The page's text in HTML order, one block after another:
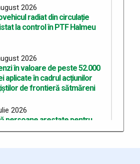
2026
radiat din circulație
la control în PTF Halmeu
2026
în valoare de peste 52.000
aplicate în cadrul acțiunilor
de frontieră sătmăreni
2026
persoane arestate pentru
de droguri de mare risc pe